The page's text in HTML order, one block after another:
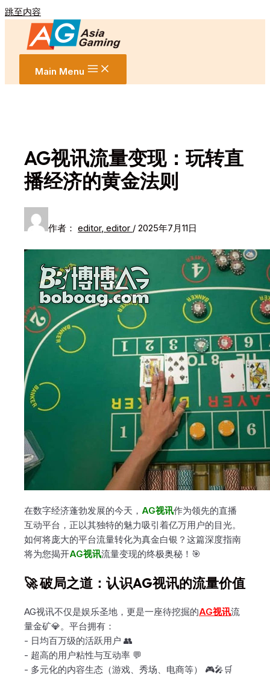
跳至内容
Main Menu
AG视讯流量变现：玩转直
播经济的黄金法则
作者： editor, editor /2025年7月11日
在数字经济蓬勃发展的今天， AG视讯作为领先的直播
互动平台，正以其独特的魅力吸引着亿万用户的目光。
如何将庞大的平台流量转化为真金白银？这篇深度指南
将为您揭开AG视讯流量变现的终极奥秘！🎯
🚀 破局之道：认识AG视讯的流量价值
AG视讯不仅是娱乐圣地，更是一座待挖掘的AG视讯流
量金矿💎。平台拥有：
- 日均百万级的活跃用户 👥
- 超高的用户粘性与互动率 💬
- 多元化的内容生态（游戏、秀场、电商等） 🎮🎤🛒